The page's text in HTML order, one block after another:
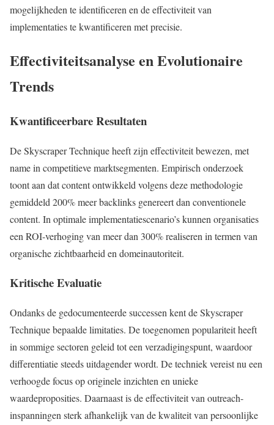
mogelijkheden te identificeren en de effectiviteit van
implementaties te kwantificeren met precisie.
Effectiviteitsanalyse en Evolutionaire
Trends
Kwantificeerbare Resultaten
De Skyscraper Technique heeft zijn effectiviteit bewezen, met
name in competitieve marktsegmenten. Empirisch onderzoek
toont aan dat content ontwikkeld volgens deze methodologie
gemiddeld 200% meer backlinks genereert dan conventionele
content. In optimale implementatiescenario’s kunnen organisaties
een ROI-verhoging van meer dan 300% realiseren in termen van
organische zichtbaarheid en domeinautoriteit.
Kritische Evaluatie
Ondanks de gedocumenteerde successen kent de Skyscraper
Technique bepaalde limitaties. De toegenomen populariteit heeft
in sommige sectoren geleid tot een verzadigingspunt, waardoor
differentiatie steeds uitdagender wordt. De techniek vereist nu een
verhoogde focus op originele inzichten en unieke
waardeproposities. Daarnaast is de effectiviteit van outreach-
inspanningen sterk afhankelijk van de kwaliteit van persoonlijke